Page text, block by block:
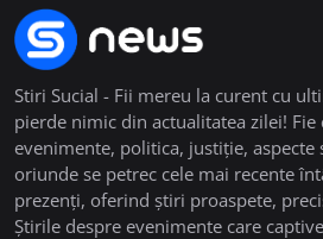
Stiri Sucial - Fii mereu la curent cu
pierde nimic din actualitatea zilei! Fie
evenimente, politica, justiție, aspecte
oriunde se petrec cele mai recente
prezenți, oferind știri proaspete,
Știrile despre evenimente care